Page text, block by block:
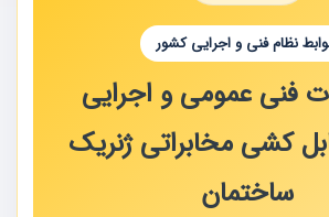
نظام فنی و اجرایی کشور
عمومی و اجرایی
کشی مخابراتی ژنریک
ساختمان